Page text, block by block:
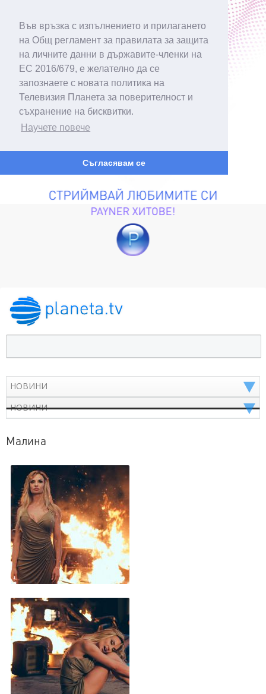
Във връзка с изпълнението и прилагането
на Общ регламент за правилата за защита
на личните данни в държавите-членки на
ЕС 2016/679, е желателно да се
запознаете с новата политика на
Телевизия Планета за поверителност и
съхранение на бисквитки.
Научете повече
Съгласявам се
Малина